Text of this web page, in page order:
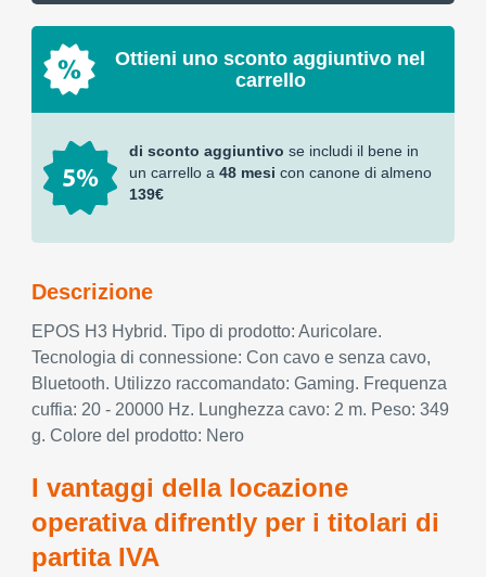
Ottieni uno sconto aggiuntivo nel
carrello
di sconto aggiuntivo se includi il bene in
un carrello a 48 mesi con canone di almeno
139€
Descrizione
EPOS H3 Hybrid. Tipo di prodotto: Auricolare.
Tecnologia di connessione: Con cavo e senza cavo,
Bluetooth. Utilizzo raccomandato: Gaming. Frequenza
cuffia: 20 - 20000 Hz. Lunghezza cavo: 2 m. Peso: 349
g. Colore del prodotto: Nero
I vantaggi della locazione
operativa difrently per i titolari di
partita IVA